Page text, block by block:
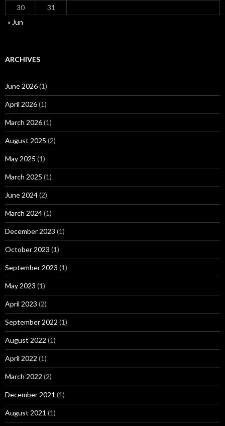
30
31
« Jun
ARCHIVES
June 2026(1)
April 2026(1)
March 2026(1)
August 2025 (2)
May 2025 (1)
March 2025 (1)
June 2024(2)
March 2024(1)
December 2023 (1)
October 2023 (1)
September 2023 (1)
May 2023 (1)
April 2023 (2)
September 2022 (1)
August 2022 (1)
April 2022 (1)
March 2022 (2)
December 2021 (1)
August 2021 (1)